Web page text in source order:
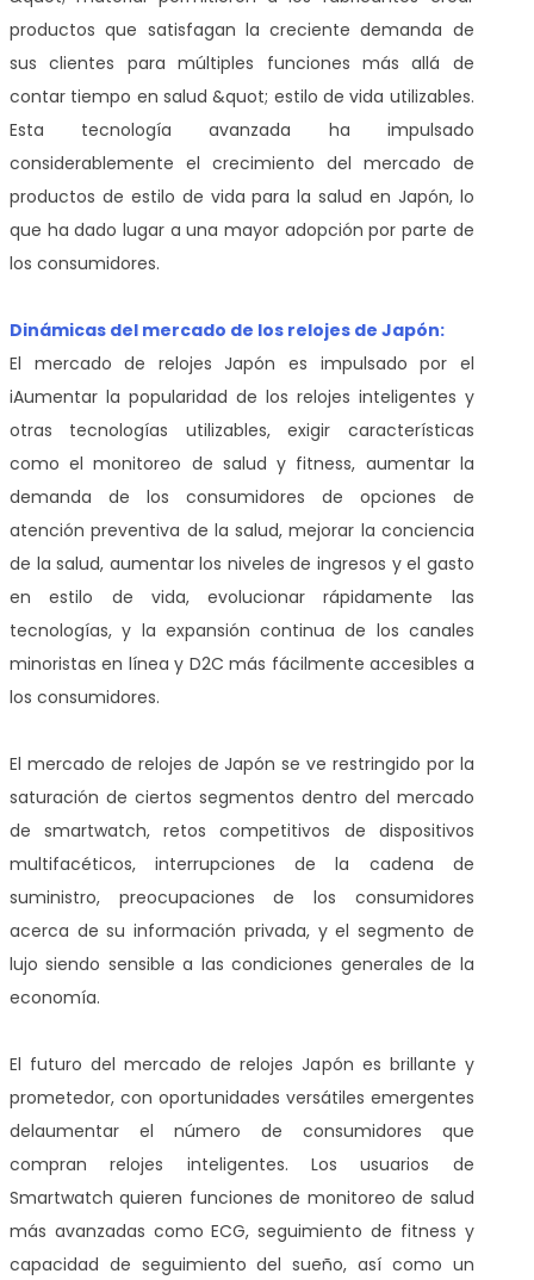
productos que satisfagan la creciente demanda de
sus clientes para múltiples funciones más allá de
contar tiempo en salud &quot; estilo de vida utilizables.
Esta tecnología avanzada ha impulsado
considerablemente el crecimiento del mercado de
productos de estilo de vida para la salud en Japón, lo
que ha dado lugar a una mayor adopción por parte de
los consumidores.
Dinámicas del mercado de los relojes de Japón:
El mercado de relojes Japón es impulsado por el
iAumentar la popularidad de los relojes inteligentes y
otras tecnologías utilizables, exigir características
como el monitoreo de salud y fitness, aumentar la
demanda de los consumidores de opciones de
atención preventiva de la salud, mejorar la conciencia
de la salud, aumentar los niveles de ingresos y el gasto
en estilo de vida, evolucionar rápidamente las
tecnologías, y la expansión continua de los canales
minoristas en línea y D2C más fácilmente accesibles a
los consumidores.
El mercado de relojes de Japón se ve restringido por la
saturación de ciertos segmentos dentro del mercado
de smartwatch, retos competitivos de dispositivos
multifacéticos, interrupciones de la cadena de
suministro, preocupaciones de los consumidores
acerca de su información privada, y el segmento de
lujo siendo sensible a las condiciones generales de la
economía.
El futuro del mercado de relojes Japón es brillante y
prometedor, con oportunidades versátiles emergentes
delaumentar el número de consumidores que
compran relojes inteligentes. Los usuarios de
Smartwatch quieren funciones de monitoreo de salud
más avanzadas como ECG, seguimiento de fitness y
capacidad de seguimiento del sueño, así como un